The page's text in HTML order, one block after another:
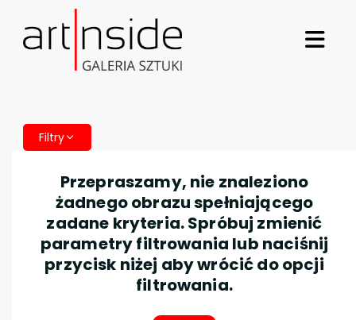
Filtry
Przepraszamy, nie znaleziono
żadnego obrazu spełniającego
zadane kryteria. Spróbuj zmienić
parametry filtrowania lub naciśnij
przycisk niżej aby wrócić do opcji
filtrowania.